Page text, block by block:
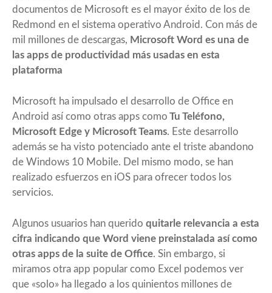
documentos de Microsoft es el mayor éxito de los de
Redmond en el sistema operativo Android. Con más de
mil millones de descargas, Microsoft Word es una de
las apps de productividad más usadas en esta
plataforma
Microsoft ha impulsado el desarrollo de Office en
Android así como otras apps como Tu Teléfono,
Microsoft Edge y Microsoft Teams. Este desarrollo
además se ha visto potenciado ante el triste abandono
de Windows 10 Mobile. Del mismo modo, se han
realizado esfuerzos en iOS para ofrecer todos los
servicios.
Algunos usuarios han querido quitarle relevancia a esta
cifra indicando que Word viene preinstalada así como
otras apps de la suite de Office. Sin embargo, si
miramos otra app popular como Excel podemos ver
que «solo» ha llegado a los quinientos millones de